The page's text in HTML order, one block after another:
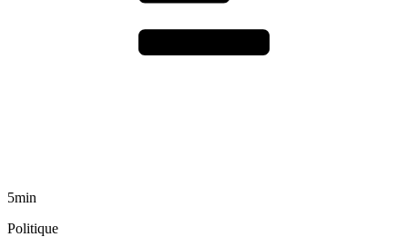
5min
Politique